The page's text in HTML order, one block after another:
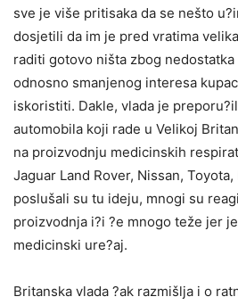
sve je više pritisaka da se nešto
dosjetili da im je pred vratima
raditi gotovo ništa zbog
odnosno smanjenog interesa
iskoristiti. Dakle, vlada je
automobila koji rade u Velikoj
na proizvodnju medicinskih
Jaguar Land Rover, Nissan,
poslušali su tu ideju, mnogi su
proizvodnja i?i ?e mnogo teže jer
medicinski ure?aj.
Britanska vlada ?ak razmišlja i o